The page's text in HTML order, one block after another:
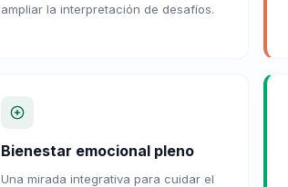
ampliar la interpretación de desafíos.
Bienestar emocional pleno
Una mirada integrativa para cuidar el